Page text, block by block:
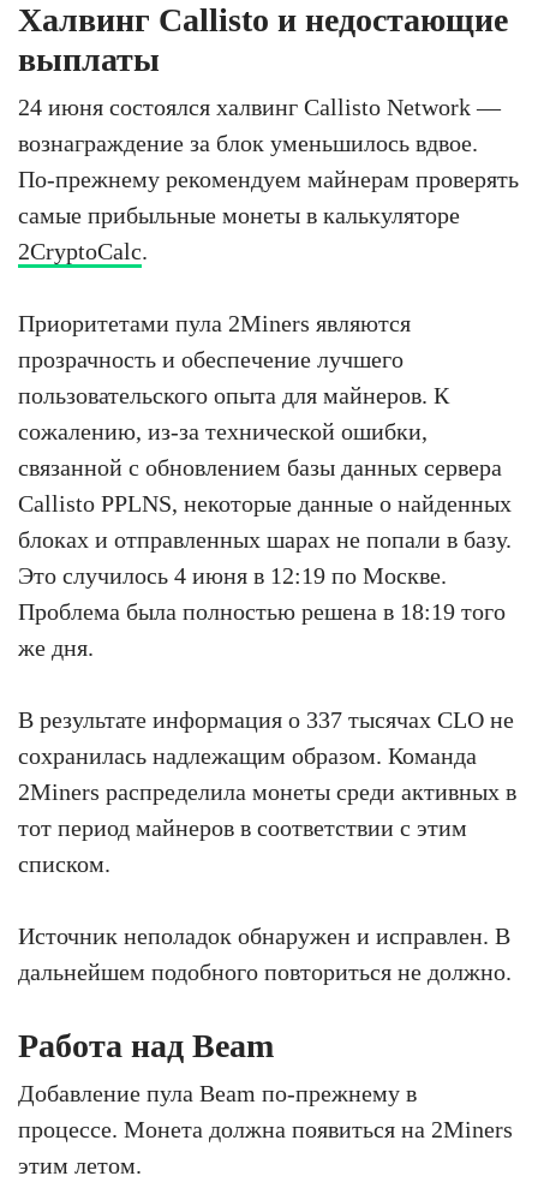
Халвинг Callisto и недостающие
выплаты
24 июня состоялся халвинг Callisto Network —
вознаграждение за блок уменьшилось вдвое.
По-прежнему рекомендуем майнерам проверять
самые прибыльные монеты в калькуляторе
2CryptoCalc.
Приоритетами пула 2Miners являются
прозрачность и обеспечение лучшего
пользовательского опыта для майнеров. К
сожалению, из-за технической ошибки,
связанной с обновлением базы данных сервера
Callisto PPLNS, некоторые данные о найденных
блоках и отправленных шарах не попали в базу.
Это случилось 4 июня в 12:19 по Москве.
Проблема была полностью решена в 18:19 того
же дня.
В результате информация о 337 тысячах CLO не
сохранилась надлежащим образом. Команда
2Miners распределила монеты среди активных в
тот период майнеров в соответствии с этим
списком.
Источник неполадок обнаружен и исправлен. В
дальнейшем подобного повториться не должно.
Работа над Beam
Добавление пула Beam по-прежнему в
процессе. Монета должна появиться на 2Miners
этим летом.